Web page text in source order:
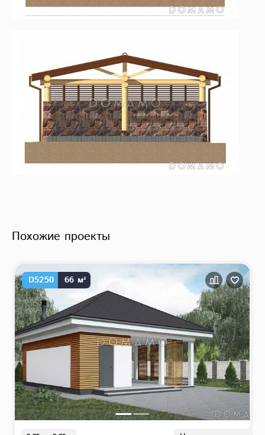
Похожие проекты
D5250 66 м²